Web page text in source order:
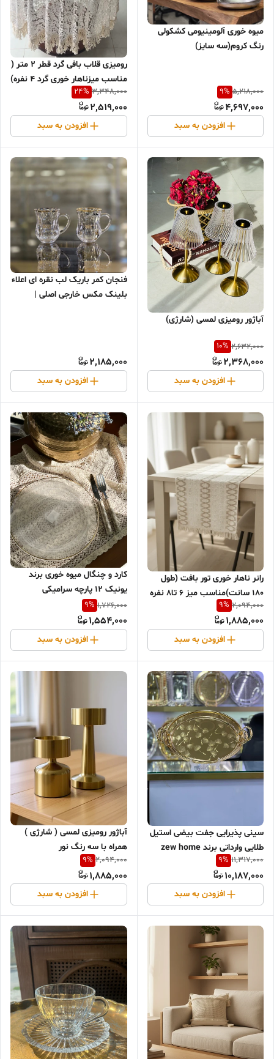
میوه خوری آلومینیومی کشکولی
رنگ کروم(سه سایز)
5,218,000
9%
4,697,000
افزودن به سبد
رومیزی قلاب بافی گرد قطر ۲ متر (
مناسب میزناهار خوری گرد ۴ نفره)
3,348,000
24%
2,519,000
افزودن به سبد
آباژور رومیزی لمسی (شارژی)
2,632,000
10%
2,368,000
افزودن به سبد
فنجان کمر باریک لب نقره ای اعلاء
بلینک مکس خارجی اصلی |
2,185,000
افزودن به سبد
رانر ناهار خوری تور بافت (طول
۱۸۰ سانت)مناسب میز ۶ تا۸ نفره
2,094,000
9%
1,885,000
افزودن به سبد
کارد و چنگال میوه خوری برند
یونیک ۱۲ پارچه سرامیکی
1,726,000
9%
1,554,000
افزودن به سبد
سینی پذیرایی جفت بیضی استیل
طلایی وارداتی برند zew home
11,317,000
9%
10,187,000
افزودن به سبد
آباژور رومیزی لمسی ( شارژی )
همراه با سه رنگ‌ نور
2,094,000
9%
1,885,000
افزودن به سبد